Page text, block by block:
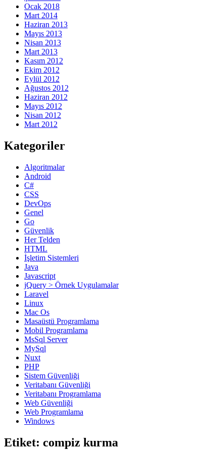
Ocak 2018
Mart 2014
Haziran 2013
Mayıs 2013
Nisan 2013
Mart 2013
Kasım 2012
Ekim 2012
Eylül 2012
Ağustos 2012
Haziran 2012
Mayıs 2012
Nisan 2012
Mart 2012
Kategoriler
Algoritmalar
Android
C#
CSS
DevOps
Genel
Go
Güvenlik
Her Telden
HTML
İşletim Sistemleri
Java
Javascript
jQuery > Örnek Uygulamalar
Laravel
Linux
Mac Os
Masaüstü Programlama
Mobil Programlama
MsSql Server
MySql
Nuxt
PHP
Sistem Güvenliği
Veritabanı Güvenliği
Veritabanı Programlama
Web Güvenliği
Web Programlama
Windows
Etiket: compiz kurma